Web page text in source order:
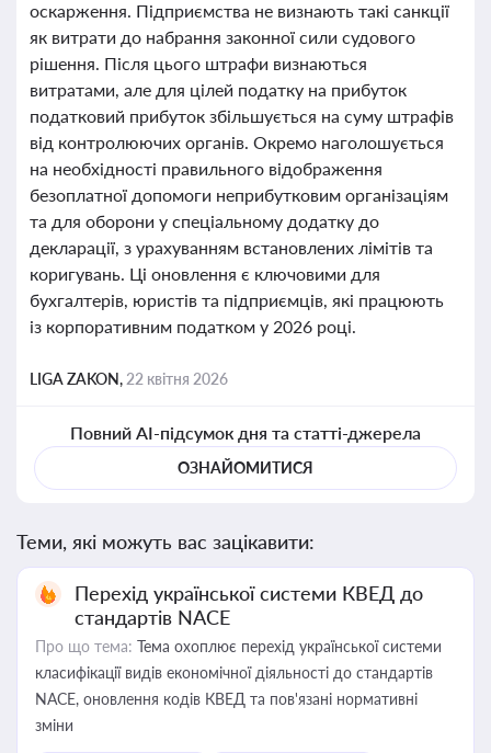
оскарження. Підприємства не визнають такі санкції
як витрати до набрання законної сили судового
рішення. Після цього штрафи визнаються
витратами, але для цілей податку на прибуток
податковий прибуток збільшується на суму штрафів
від контролюючих органів. Окремо наголошується
на необхідності правильного відображення
безоплатної допомоги неприбутковим організаціям
та для оборони у спеціальному додатку до
декларації, з урахуванням встановлених лімітів та
коригувань. Ці оновлення є ключовими для
бухгалтерів, юристів та підприємців, які працюють
із корпоративним податком у 2026 році.
LIGA ZAKON, 22 квітня 2026
Повний AI-підсумок дня та статті-джерела
ОЗНАЙОМИТИСЯ
Теми, які можуть вас зацікавити:
Перехід української системи КВЕД до
стандартів NACE
Про що тема: Тема охоплює перехід української системи
класифікації видів економічної діяльності до стандартів
NACE, оновлення кодів КВЕД та пов'язані нормативні
зміни